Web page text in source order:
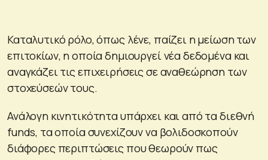
Καταλυτικό ρόλο, όπως λένε, παίζει η μείωση των
επιτοκίων, η οποία δημιουργεί νέα δεδομένα και
αναγκάζει τις επιχειρήσεις σε αναθεώρηση των
στοχεύσεών τους.
Ανάλογη κινητικότητα υπάρχει και από τα διεθνή
funds, τα οποία συνεχίζουν να βολιδοσκοπούν
διάφορες περιπτώσεις που θεωρούν πως